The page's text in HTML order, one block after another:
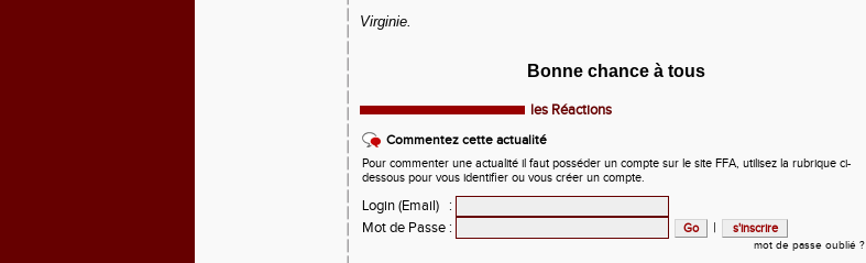
Virginie.
Bonne chance à tous
les Réactions
Commentez cette actualité
Pour commenter une actualité il faut posséder un compte sur le site FFA, utilisez la rubrique ci-
dessous pour vous identifier ou vous créer un compte.
Login (Email)
:
Mot de Passe : |
mot de passe oublié ?